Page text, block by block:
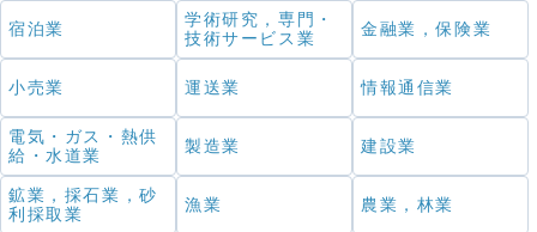
宿泊業
学術研究，専門・
技術サービス業
金融業，保険業
小売業 運送業 情報通信業
電気・ガス・熱供
給・水道業
製造業 建設業
鉱業，採石業，砂
利採取業
漁業 農業，林業